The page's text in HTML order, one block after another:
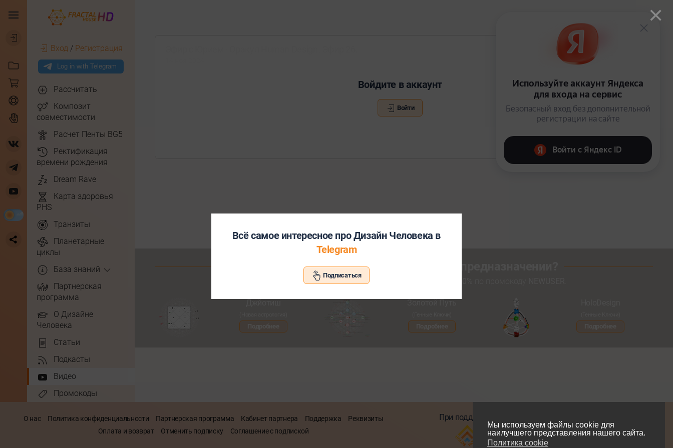
Мы используем файлы cookie для
наилучшего представления нашего сайта.
Политика cookie
Вход / Регистрация
Рассчитать
Композит
совместимости
Расчет Пенты BG5
Ректификация
времени рождения
Dream Rave
Карта здоровья
PHS
Транзиты
Планетарные
циклы
База знаний
Партнерская
программа
О Дизайне
Человека
Статьи
Подкасты
Видео
Промокоды
Войдите в аккаунт
Войти
Хотите узнать больше о себе и своем предназначении?
Познакомьтесь с другими нашими сервисами со скидкой
О нас Политика конфиденциальности Партнерская программа Кабинет партнера Поддержка
Реквизиты
Оплата и возврат
Отменить подписку Соглашение с подпиской
При поддержке
×
Всё самое интересное про Дизайн Человека в
Telegram
Подписаться